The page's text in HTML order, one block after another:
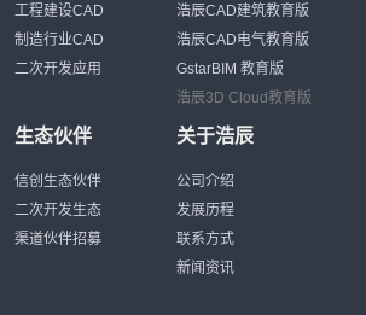
工程建设CAD
制造行业CAD
二次开发应用
浩辰CAD建筑教育版
浩辰CAD电气教育版
GstarBIM 教育版
浩辰3D Cloud教育版
生态伙伴
信创生态伙伴
二次开发生态
渠道伙伴招募
关于浩辰
公司介绍
发展历程
联系方式
新闻资讯